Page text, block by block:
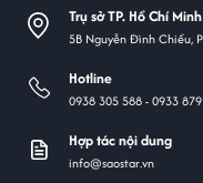
Trụ sở TP. Hồ Chí Minh
5B Nguyễn Đình Chiểu,
Hotline
0938 305 588 -0933
Hợp tác nội dung
info@saostar.vn